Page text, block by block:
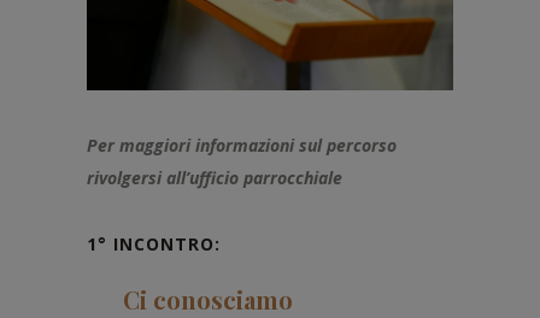
Per maggiori informazioni sul percorso
rivolgersi all’ufficio parrocchiale
1° INCONTRO:
Ci conosciamo